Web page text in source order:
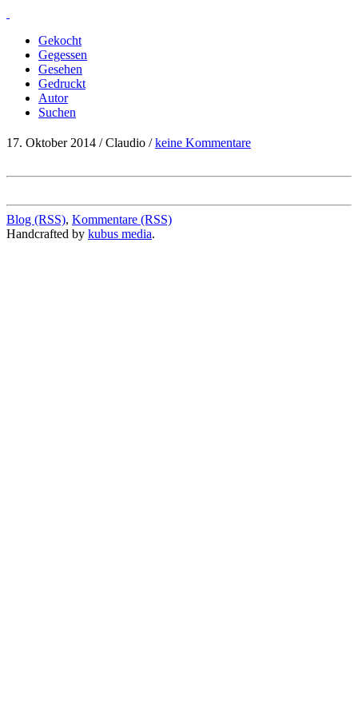
Gekocht
Gegessen
Gesehen
Gedruckt
Autor
Suchen
17. Oktober 2014 / Claudio /keine Kommentare
Blog (RSS), Kommentare (RSS)
Handcrafted by kubus media.